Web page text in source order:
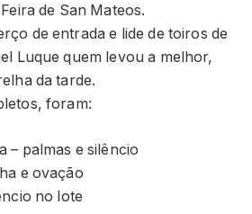
de San Mateos.
de entrada e lide de toiros de
Luque quem levou a melhor,
da tarde.
foram:
– palmas e silêncio
e ovação
no lote